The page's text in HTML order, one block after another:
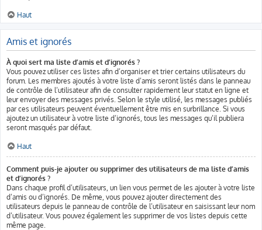
Haut
Amis et ignorés
À quoi sert ma liste d’amis et d’ignorés ?
Vous pouvez utiliser ces listes afin d’organiser et trier certains utilisateurs du
forum. Les membres ajoutés à votre liste d’amis seront listés dans le panneau
de contrôle de l’utilisateur afin de consulter rapidement leur statut en ligne et
leur envoyer des messages privés. Selon le style utilisé, les messages publiés
par ces utilisateurs peuvent éventuellement être mis en surbrillance. Si vous
ajoutez un utilisateur à votre liste d’ignorés, tous les messages qu’il publiera
seront masqués par défaut.
Haut
Comment puis-je ajouter ou supprimer des utilisateurs de ma liste d’amis
et d’ignorés ?
Dans chaque profil d’utilisateurs, un lien vous permet de les ajouter à votre liste
d’amis ou d’ignorés. De même, vous pouvez ajouter directement des
utilisateurs depuis le panneau de contrôle de l’utilisateur en saisissant leur nom
d’utilisateur. Vous pouvez également les supprimer de vos listes depuis cette
même page.